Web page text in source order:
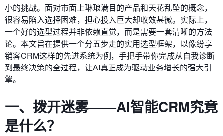
小的挑战。面对市面上琳琅满目的产品和天花乱坠的概念，
很容易陷入选择困难，担心投入巨大却收效甚微。实际上，
一个好的选型过程并非依赖直觉，而是需要一套清晰的方法
论。本文旨在提供一个分五步走的实用选型框架，以像纷享
销客CRM这样的先进系统为例，手把手带你完成从自我诊断
到最终决策的全过程，让AI真正成为驱动业务增长的强大引
擎。
一、拨开迷雾——AI智能CRM究竟
是什么？